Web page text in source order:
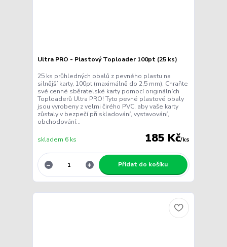
Ultra PRO - Plastový Toploader 100pt (25 ks)
25 ks průhledných obalů z pevného plastu na
silnější karty, 100pt (maximálně do 2,5 mm). Chraňte
své cenné sběratelské karty pomocí originálních
Toploaderů Ultra PRO! Tyto pevné plastové obaly
jsou vyrobeny z velmi čirého PVC, aby vaše karty
zůstaly v bezpečí při skladování, vystavování,
obchodování...
185 Kč/ks
skladem 6 ks
Přidat do košíku